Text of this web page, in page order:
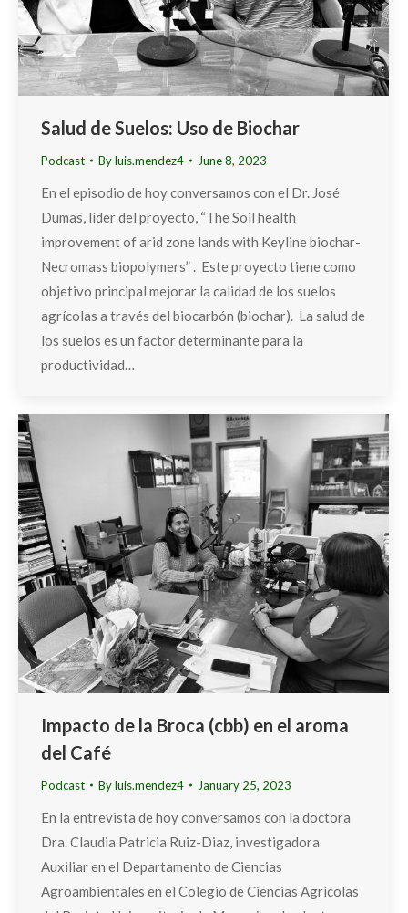
Salud de Suelos: Uso de Biochar
Podcast Byluis.mendez4 June 8, 2023
En el episodio de hoy conversamos con el Dr. José
Dumas, líder del proyecto, “The Soil health
improvement of arid zone lands with Keyline biochar-
Necromass biopolymers” . Este proyecto tiene como
objetivo principal mejorar la calidad de los suelos
agrícolas a través del biocarbón (biochar). La salud de
los suelos es un factor determinante para la
productividad…
Impacto de la Broca (cbb) en el aroma
del Café
Podcast Byluis.mendez4 January 25, 2023
En la entrevista de hoy conversamos con la doctora
Dra. Claudia Patricia Ruiz-Diaz, investigadora
Auxiliar en el Departamento de Ciencias
Agroambientales en el Colegio de Ciencias Agrícolas